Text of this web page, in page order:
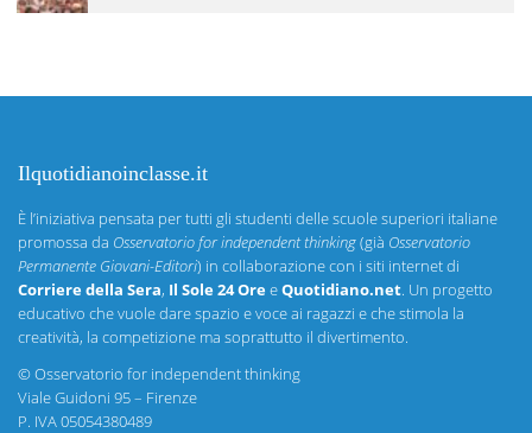
Ilquotidianoinclasse.it
È l’iniziativa pensata per tutti gli studenti delle scuole superiori italiane
promossa da Osservatorio for independent thinking(già Osservatorio
Permanente Giovani-Editori) in collaborazione con i siti internet di
Corriere della Sera, Il Sole 24 OreeQuotidiano.net. Un progetto
educativo che vuole dare spazio e voce ai ragazzi e che stimola la
creatività, la competizione ma soprattutto il divertimento.
©Osservatorio for independent thinking
Viale Guidoni 95 – Firenze
P. IVA 05054380489